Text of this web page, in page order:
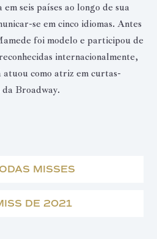
seis países ao longo de sua
se em cinco idiomas. Antes
foi modelo e participou de
internacionalmente,
atuou como atriz em curtas-
da Broadway.
MISSES
DE 2021